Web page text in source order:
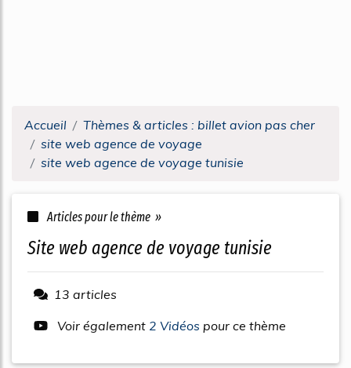
Accueil
Thèmes & articles : billet avion pas cher
site web agence de voyage
site web agence de voyage tunisie
Articles pour le thème »
site web agence de voyage tunisie
13 articles
Voir également 2 Vidéos pour ce thème